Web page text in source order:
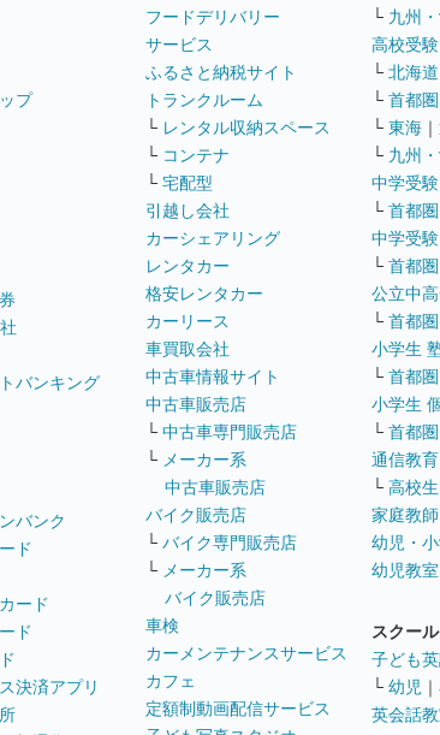
プ
バンキング
バンク
ド
ード
ド
決済アプリ
フードデリバリー
サービス
ふるさと納税サイト
トランクルーム
└ レンタル収納スペース
└ コンテナ
└ 宅配型
引越し会社
カーシェアリング
レンタカー
格安レンタカー
カーリース
車買取会社
中古車情報サイト
中古車販売店
└ 中古車専門販売店
└ メーカー系
中古車販売店
バイク販売店
└ バイク専門販売店
└ メーカー系
バイク販売店
車検
カーメンテナンスサービス
カフェ
定額制動画配信サービス
└ 九州
高校受
└ 北海道
└ 首都圏
└ 東海 ｜
└ 九州
中学受
└ 首都圏
中学受
└ 首都圏
公立中
└ 首都圏
小学生
└ 首都圏
小学生
└ 首都圏
通信教育
└ 高校生
家庭教師
幼児・
幼児教
スクール
子ども
└ 幼児 ｜
英会話